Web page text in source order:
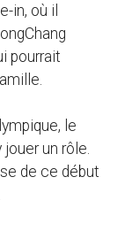
in, où il
pourrait
le
un rôle.
de ce début